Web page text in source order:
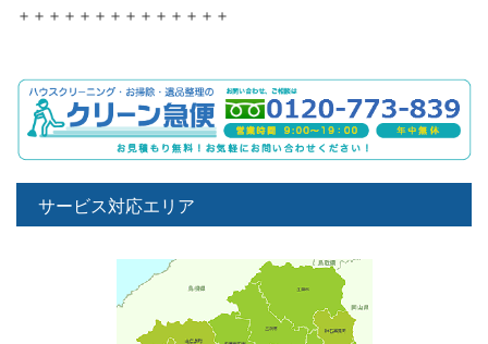
＋＋＋＋＋＋＋＋＋＋＋＋＋＋
サービス対応エリア